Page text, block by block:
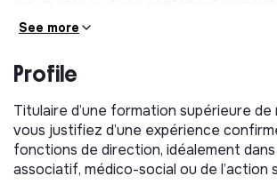
adhérentes, des représentants
quarantaine de salariés mobilisés au
familles.
Dans le cadre de son projet associatif,
poursuit le développement de ses
son positionnement comme acteur clé
familiales sur le territoire.
See more
Profile
Titulaire d’une formation supérieure de
vous justifiez d’une expérience
fonctions de direction, idéalement
associatif, médico-social ou de l’action